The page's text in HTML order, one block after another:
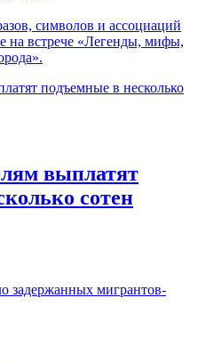
символов и ассоциаций
на встрече «Легенды, мифы,
выплатят
сотен